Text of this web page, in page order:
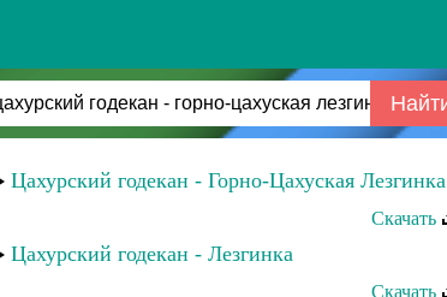
Цахурский годекан - Горно-Цахуская Лезгинка
Скачать
Цахурский годекан - Лезгинка
Скачать